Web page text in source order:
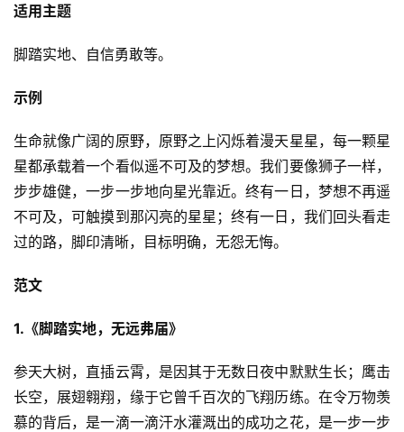
适用主题
脚踏实地、自信勇敢等。
示例
生命就像广阔的原野，原野之上闪烁着漫天星星，每一颗星
星都承载着一个看似遥不可及的梦想。我们要像狮子一样，
步步雄健，一步一步地向星光靠近。终有一日，梦想不再遥
不可及，可触摸到那闪亮的星星；终有一日，我们回头看走
过的路，脚印清晰，目标明确，无怨无悔。
范文
1.《脚踏实地，无远弗届》
参天大树，直插云霄，是因其于无数日夜中默默生长；鹰击
长空，展翅翱翔，缘于它曾千百次的飞翔历练。在令万物羡
慕的背后，是一滴一滴汗水灌溉出的成功之花，是一步一步